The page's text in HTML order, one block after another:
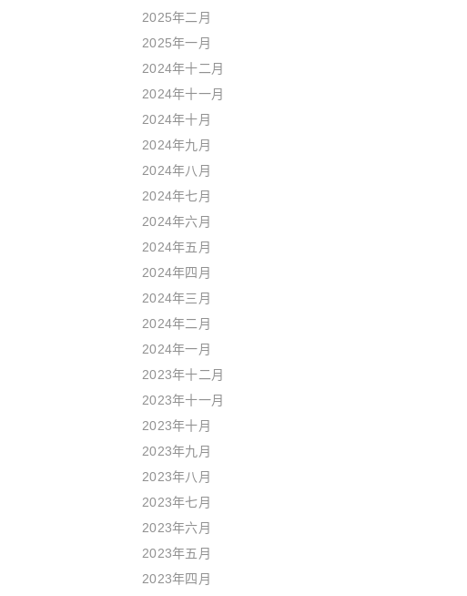
2025年二月
2025年一月
2024年十二月
2024年十一月
2024年十月
2024年九月
2024年八月
2024年七月
2024年六月
2024年五月
2024年四月
2024年三月
2024年二月
2024年一月
2023年十二月
2023年十一月
2023年十月
2023年九月
2023年八月
2023年七月
2023年六月
2023年五月
2023年四月